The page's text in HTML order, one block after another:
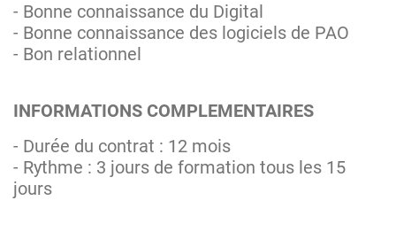
- Bonne connaissance du Digital
- Bonne connaissance des logiciels de PAO
- Bon relationnel
INFORMATIONS COMPLEMENTAIRES
- Durée du contrat : 12 mois
- Rythme : 3 jours de formation tous les 15
jours